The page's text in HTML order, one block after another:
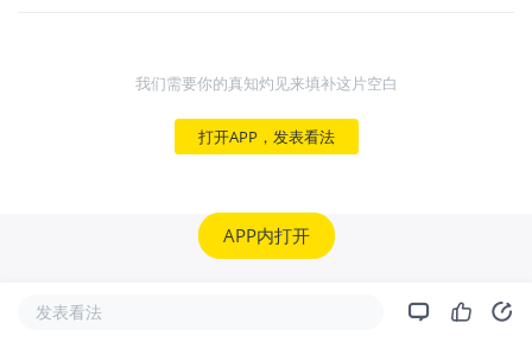
我们需要你的真知灼见来填补这片空白
打开APP，发表看法
APP内打开
发表看法